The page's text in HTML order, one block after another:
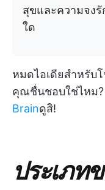
สุขและความจง
ใด
หมดไอเดียสำหรับ
คุณชื่นชอบใช่ไหม?
Brainดูสิ!
ประเภท